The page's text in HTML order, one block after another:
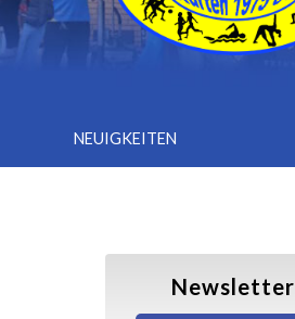
NEUIGKEITEN
Newsletter